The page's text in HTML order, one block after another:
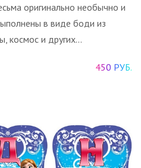
оригинально необычно и
в виде боди из
космос и других...
450 РУБ.